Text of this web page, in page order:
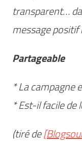
transparent…
message positif
Partageable
* La campagne
* Est-il facile de
(tiré de